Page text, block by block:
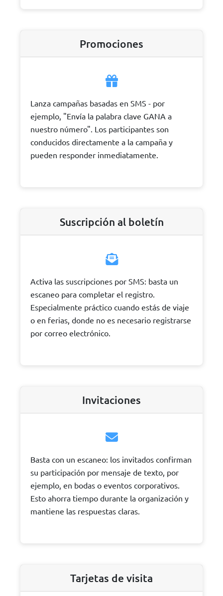
Promociones
Lanza campañas basadas en SMS - por
ejemplo, "Envía la palabra clave GANA a
nuestro número". Los participantes son
conducidos directamente a la campaña y
pueden responder inmediatamente.
Suscripción al boletín
Activa las suscripciones por SMS: basta un
escaneo para completar el registro.
Especialmente práctico cuando estás de viaje
o en ferias, donde no es necesario registrarse
por correo electrónico.
Invitaciones
Basta con un escaneo: los invitados confirman
su participación por mensaje de texto, por
ejemplo, en bodas o eventos corporativos.
Esto ahorra tiempo durante la organización y
mantiene las respuestas claras.
Tarjetas de visita